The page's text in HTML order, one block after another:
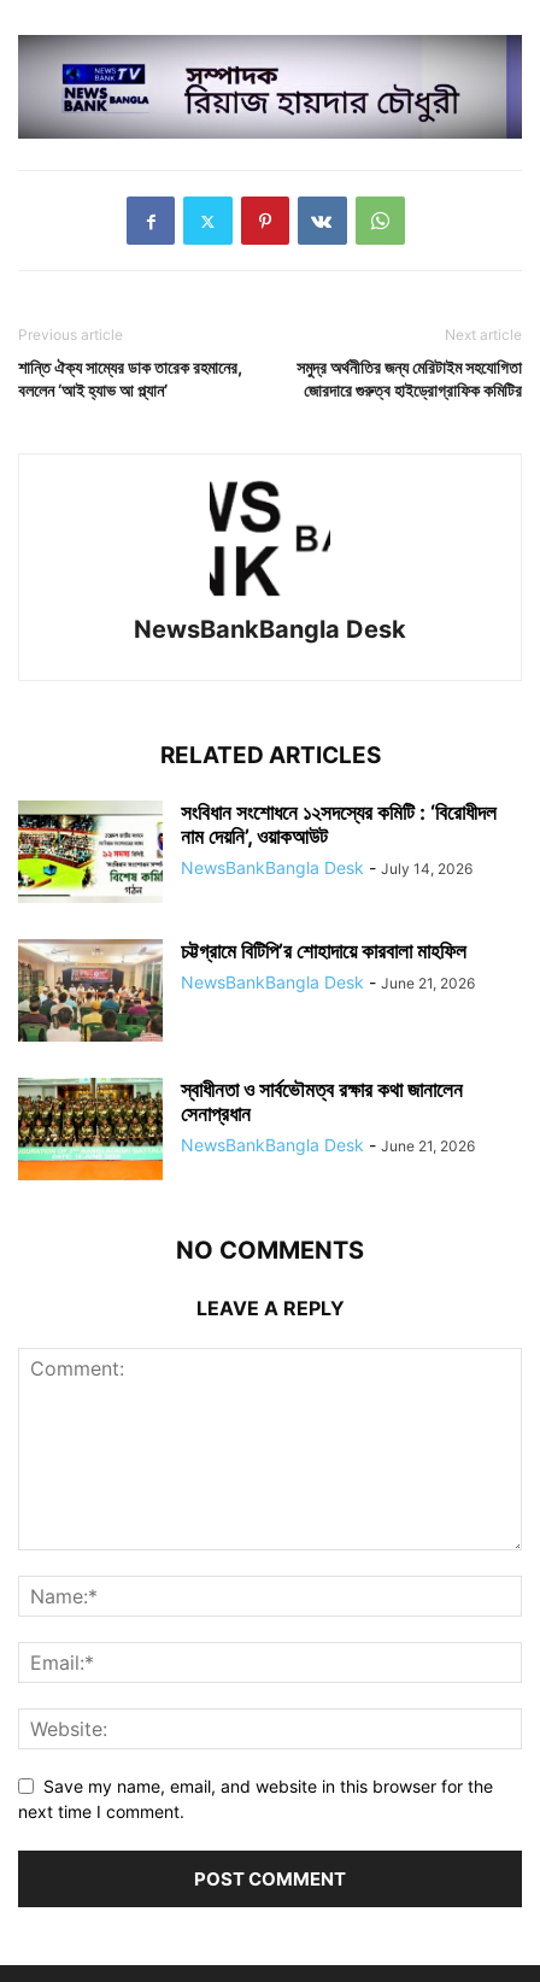
Previous article
শান্তি ঐক্য সাম্যের ডাক তারেক রহমানের,
বললেন ‘আই হ্যাভ আ প্ল্যান’
Next article
সমুদ্র অর্থনীতির জন্য মেরিটাইম সহযোগিতা
জোরদারে গুরুত্ব হাইড্রোগ্রাফিক কমিটির
NewsBankBangla Desk
RELATED ARTICLES
সংবিধান সংশোধনে ১২সদস্যের কমিটি : ‘বিরোধীদল
নাম দেয়নি’, ওয়াকআউট
NewsBankBangla Desk - July 14, 2026
চট্টগ্রামে বিটিপি’র শোহাদায়ে কারবালা মাহফিল
NewsBankBangla Desk - June 21, 2026
স্বাধীনতা ও সার্বভৌমত্ব রক্ষার কথা জানালেন
সেনাপ্রধান
NewsBankBangla Desk - June 21, 2026
NO COMMENTS
LEAVE A REPLY
Save my name, email, and website in this browser for the
next time I comment.